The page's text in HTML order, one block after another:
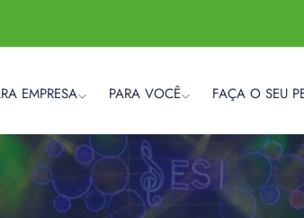
EMPRESA PARA VOCÊ FAÇA O SEU